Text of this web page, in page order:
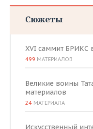
Сюжеты
XVI саммит БРИКС
499 МАТЕРИАЛОВ
Великие воины
материалов
24 МАТЕРИАЛА
Искусственный